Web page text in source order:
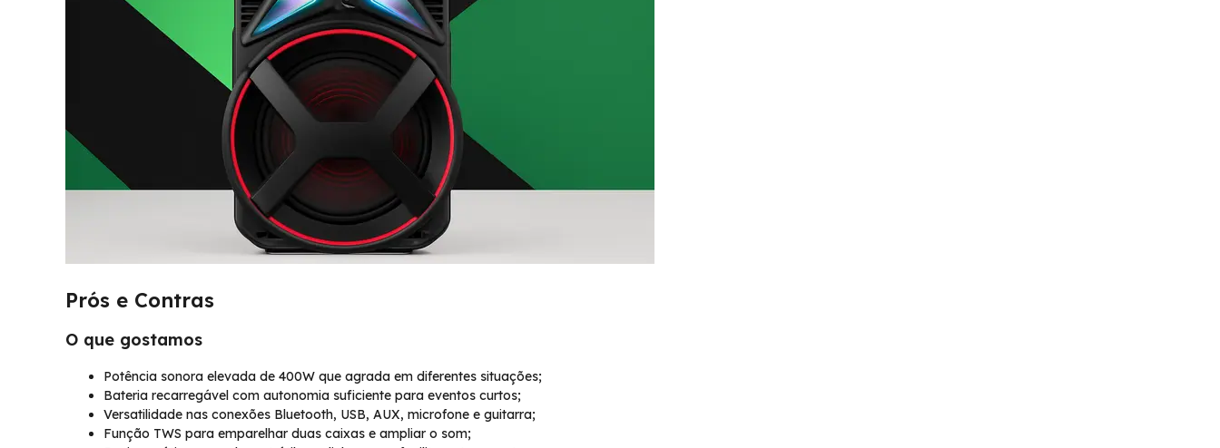
Prós e Contras
O que gostamos
Potência sonora elevada de 400W que agrada em diferentes situações;
Bateria recarregável com autonomia suficiente para eventos curtos;
Versatilidade nas conexões Bluetooth, USB, AUX, microfone e guitarra;
Função TWS para emparelhar duas caixas e ampliar o som;